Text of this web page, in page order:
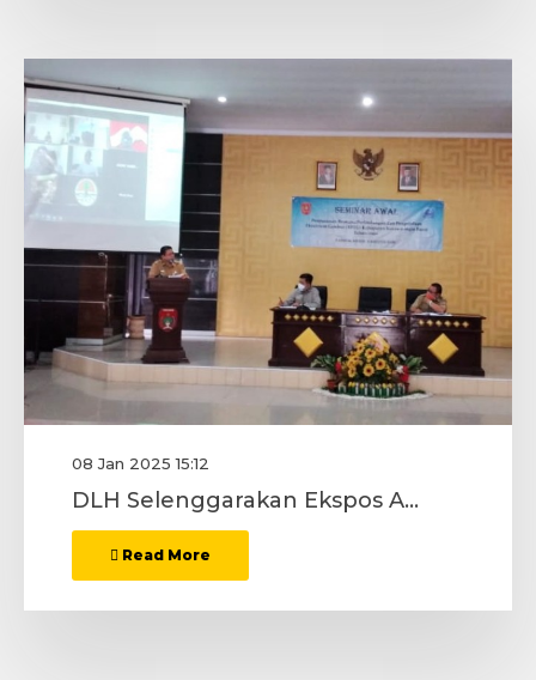
08 Jan 2025 15:12
DLH Selenggarakan Ekspos Awal Penyusunan Rencana Perlindungan dan Pengelolan Ekosistem Gambut
Read More